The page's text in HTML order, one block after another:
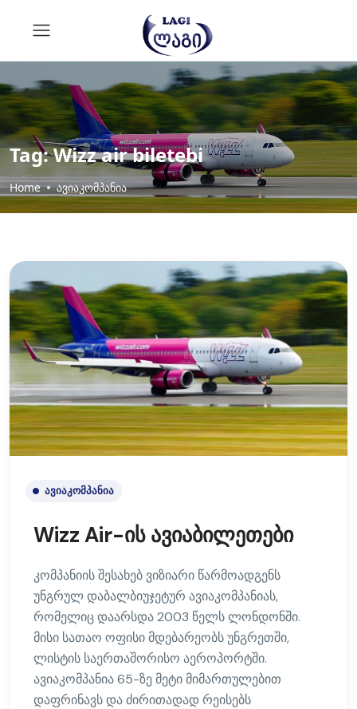
Tag:Wizz air biletebi
Home ავიაკომპანია
ᲐᲕᲘᲐᲙᲝᲛᲞᲐᲜᲘᲐ
Wizz Air-ის ავიაბილეთები
კომპანიის შესახებ ვიზიარი წარმოადგენს
უნგრულ დაბალბიუჯეტურ ავიაკომპანიას,
რომელიც დაარსდა 2003 წელს ლონდონში.
მისი სათაო ოფისი მდებარეობს უნგრეთში,
ლისტის საერთაშორისო აეროპორტში.
ავიაკომპანია 65-ზე მეტი მიმართულებით
დაფრინავს და ძირითადად რეისებს